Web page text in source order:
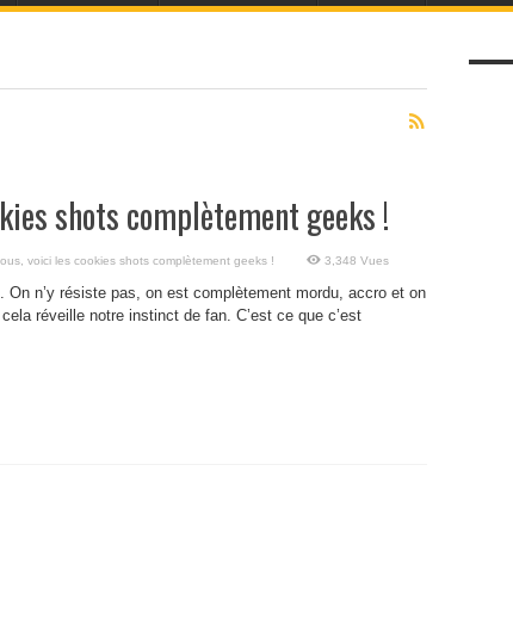
shots complètement geeks !
voici les cookies shots complètement geeks ! 3,348 Vues
n’y résiste pas, on est complètement mordu, accro et on
réveille notre instinct de fan. C’est ce que c’est